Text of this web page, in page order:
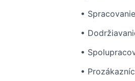
•
•
•
•